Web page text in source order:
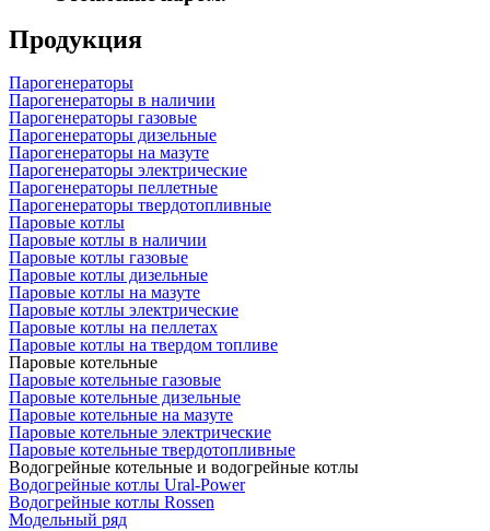
Продукция
Парогенераторы
Парогенераторы в наличии
Парогенераторы газовые
Парогенераторы дизельные
Парогенераторы на мазуте
Парогенераторы электрические
Парогенераторы пеллетные
Парогенераторы твердотопливные
Паровые котлы
Паровые котлы в наличии
Паровые котлы газовые
Паровые котлы дизельные
Паровые котлы на мазуте
Паровые котлы электрические
Паровые котлы на пеллетах
Паровые котлы на твердом топливе
Паровые котельные
Паровые котельные газовые
Паровые котельные дизельные
Паровые котельные на мазуте
Паровые котельные электрические
Паровые котельные твердотопливные
Водогрейные котельные и водогрейные котлы
Водогрейные котлы Ural-Power
Водогрейные котлы Rossen
Модельный ряд